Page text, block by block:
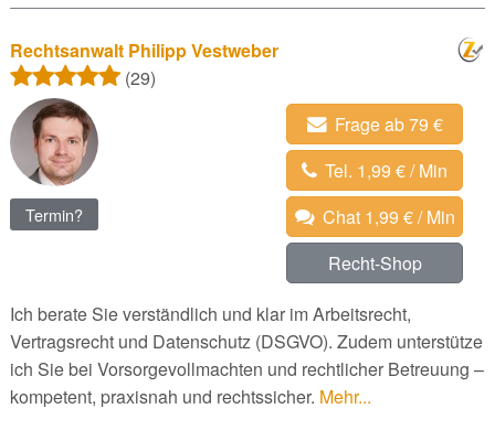
Rechtsanwalt Philipp Vestweber
(29)
Termin?
Frage ab 79 €
Tel. 1,99 € / Min
Chat 1,99 € / Min
Recht-Shop
Ich berate Sie verständlich und klar im Arbeitsrecht,
Vertragsrecht und Datenschutz (DSGVO). Zudem unterstütze
ich Sie bei Vorsorgevollmachten und rechtlicher Betreuung –
kompetent, praxisnah und rechtssicher. Mehr...